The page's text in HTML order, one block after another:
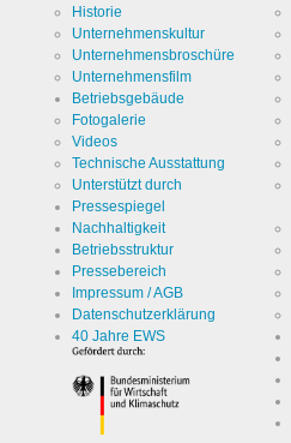
Historie
Unternehmenskultur
Unternehmensbroschüre
Unternehmensfilm
Betriebsgebäude
Fotogalerie
Videos
Technische Ausstattung
Unterstützt durch
Pressespiegel
Nachhaltigkeit
Betriebsstruktur
Pressebereich
Impressum / AGB
Datenschutzerklärung
40 Jahre EWS